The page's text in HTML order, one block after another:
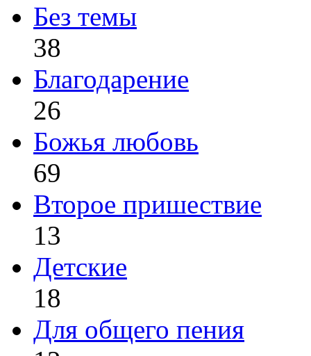
Без темы
38
Благодарение
26
Божья любовь
69
Второе пришествие
13
Детские
18
Для общего пения